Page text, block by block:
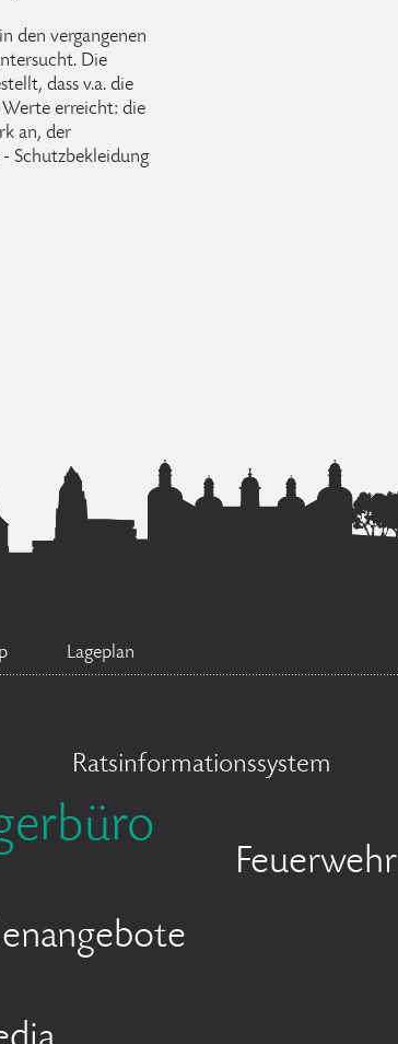
den vergangenen
Die
dass v.a. die
Werte erreicht: die
an, der
Schutzbekleidung
Lageplan
Ratsinformationssystem
Feuerwehr